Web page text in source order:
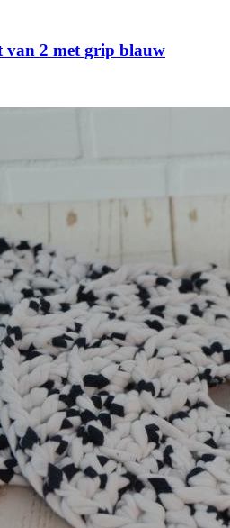
van 2 met grip blauw